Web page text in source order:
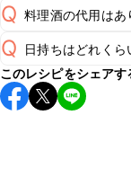
Q 料理酒の代用はあ
A
Q 日持ちはどれくら
保存期間は冷蔵で
し上がりください。
このレシピをシェアす